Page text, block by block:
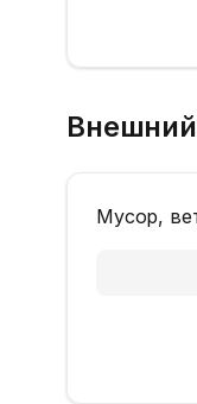
Мусор,